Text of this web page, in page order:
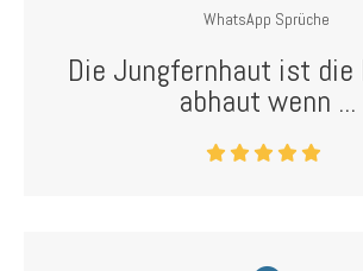
WhatsApp Sprüche
Die Jungfernhaut ist die
abhaut wenn ...